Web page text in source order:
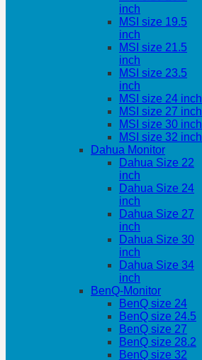
inch
MSI size 19.5
inch
MSI size 21.5
inch
MSI size 23.5
inch
MSI size 24 inch
MSI size 27 inch
MSI size 30 inch
MSI size 32 inch
Dahua Monitor
Dahua Size 22
inch
Dahua Size 24
inch
Dahua Size 27
inch
Dahua Size 30
inch
Dahua Size 34
inch
BenQ-Monitor
BenQ size 24
BenQ size 24.5
BenQ size 27
BenQ size 28.2
BenQ size 32